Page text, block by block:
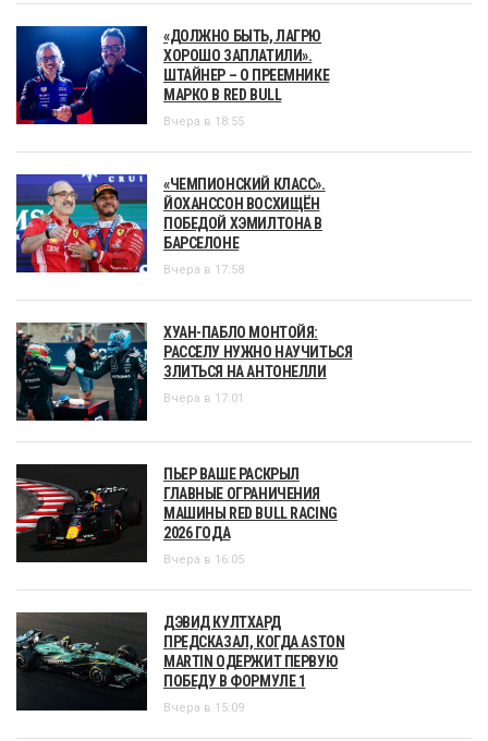
«ДОЛЖНО БЫТЬ, ЛАГРЮ
ХОРОШО ЗАПЛАТИЛИ».
ШТАЙНЕР – О ПРЕЕМНИКЕ
МАРКО В RED BULL
Вчера в 18:55
«ЧЕМПИОНСКИЙ КЛАСС».
ЙОХАНССОН ВОСХИЩЁН
ПОБЕДОЙ ХЭМИЛТОНА В
БАРСЕЛОНЕ
Вчера в 17:58
ХУАН-ПАБЛО МОНТОЙЯ:
РАССЕЛУ НУЖНО НАУЧИТЬСЯ
ЗЛИТЬСЯ НА АНТОНЕЛЛИ
Вчера в 17:01
ПЬЕР ВАШЕ РАСКРЫЛ
ГЛАВНЫЕ ОГРАНИЧЕНИЯ
МАШИНЫ RED BULL RACING
2026 ГОДА
Вчера в 16:05
ДЭВИД КУЛТХАРД
ПРЕДСКАЗАЛ, КОГДА ASTON
MARTIN ОДЕРЖИТ ПЕРВУЮ
ПОБЕДУ В ФОРМУЛЕ 1
Вчера в 15:09